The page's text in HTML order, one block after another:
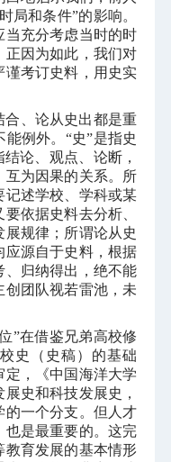
局和条件”的影响。
当充分考虑当时的时
正因为如此，我们对
谨考订史料，用史实
合、论从史出都是重
例外。“史”是指史
论、观点、论断，
互为因果的关系。所
记述学校、学科或某
依据史料去分析、
规律；所谓论从史
应源自于史料，根据
、归纳得出，绝不能
创团队视若雷池，未
”在借鉴兄弟高校修
史（史稿）的基础
定，《中国海洋大学
史和科技发展史，
的一个分支。但人才
也是最重要的。这完
教育发展的基本情形